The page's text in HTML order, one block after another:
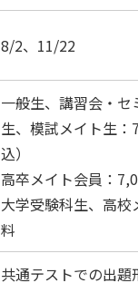
8/2、11/22
一般生、講習会・セ
生、模試メイト生：
込）
高卒メイト会員：
大学受験科生、高
料
共通テストでの出題